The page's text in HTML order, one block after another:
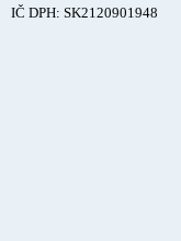
IČ DPH: SK2120901948